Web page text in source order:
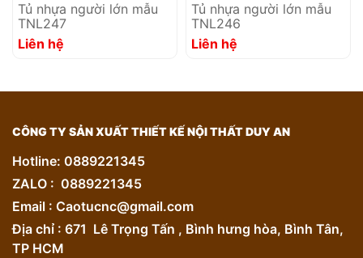
Tủ nhựa người lớn mẫu
TNL247
Liên hệ
Tủ nhựa người lớn mẫu
TNL246
Liên hệ
CÔNG TY SẢN XUẤT THIẾT KẾ NỘI THẤT DUY AN
Hotline: 0889221345
ZALO : 0889221345
Email : Caotucnc@gmail.com
Địa chỉ : 671 Lê Trọng Tấn , Bình hưng hòa, Bình Tân,
TP HCM